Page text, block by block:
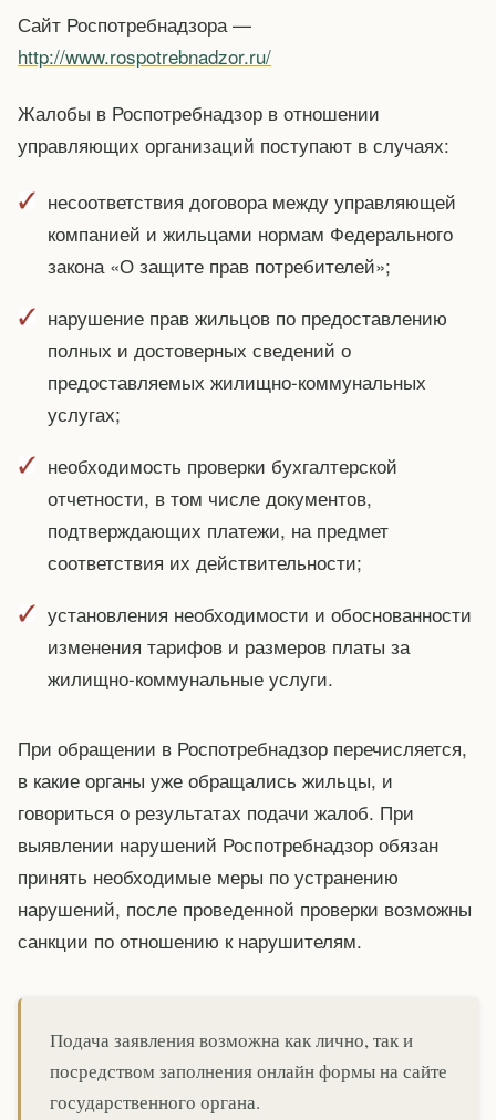
Сайт Роспотребнадзора —
http://www.rospotrebnadzor.ru/
Жалобы в Роспотребнадзор в отношении
управляющих организаций поступают в случаях:
несоответствия договора между управляющей
компанией и жильцами нормам Федерального
закона «О защите прав потребителей»;
нарушение прав жильцов по предоставлению
полных и достоверных сведений о
предоставляемых жилищно-коммунальных
услугах;
необходимость проверки бухгалтерской
отчетности, в том числе документов,
подтверждающих платежи, на предмет
соответствия их действительности;
установления необходимости и обоснованности
изменения тарифов и размеров платы за
жилищно-коммунальные услуги.
При обращении в Роспотребнадзор перечисляется,
в какие органы уже обращались жильцы, и
говориться о результатах подачи жалоб. При
выявлении нарушений Роспотребнадзор обязан
принять необходимые меры по устранению
нарушений, после проведенной проверки возможны
санкции по отношению к нарушителям.
Подача заявления возможна как лично, так и
посредством заполнения онлайн формы на сайте
государственного органа.